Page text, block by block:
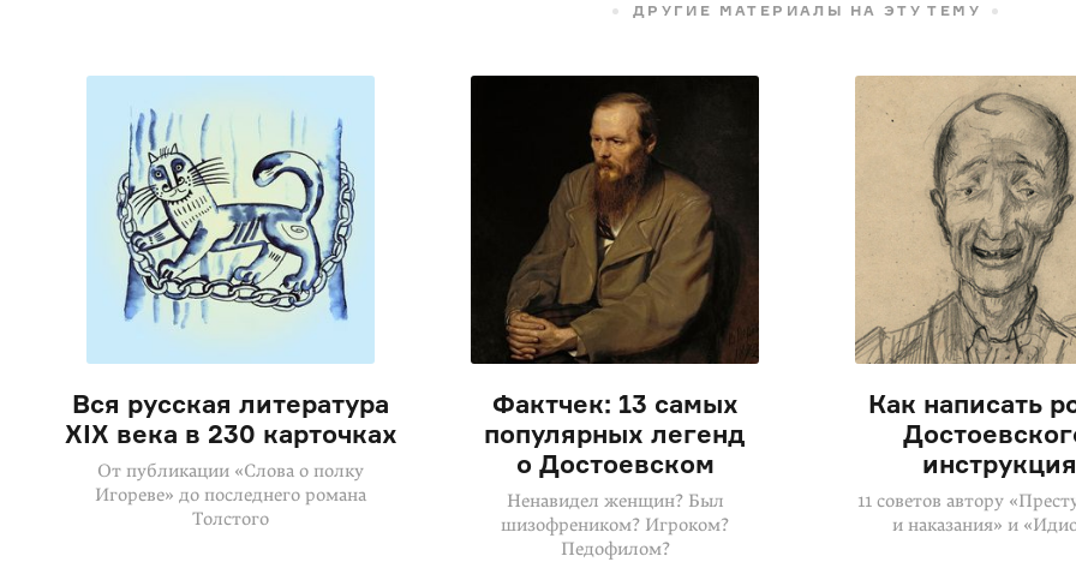
ДРУГИЕ МАТЕРИАЛЫ НА ЭТУ ТЕМУ
Вся русская литература
XIX века в 230 карточках
От публикации «Слова о полку
Игореве» до последнего романа
Толстого
Фактчек: 13 самых
популярных легенд
о Достоевском
Ненавидел женщин? Был
шизофреником? Игроком?
Педофилом?
Как написать
инструкция
11 советов автору
и наказания» и